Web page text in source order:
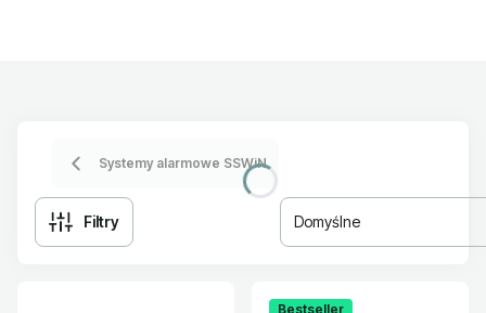
Systemy alarmowe SSWiN
Filtry Domyślne
Bestseller